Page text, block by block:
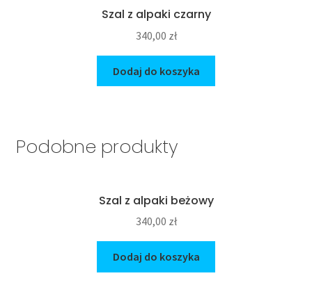
Szal z alpaki czarny
340,00 zł
Dodaj do koszyka
Podobne produkty
Szal z alpaki beżowy
340,00 zł
Dodaj do koszyka